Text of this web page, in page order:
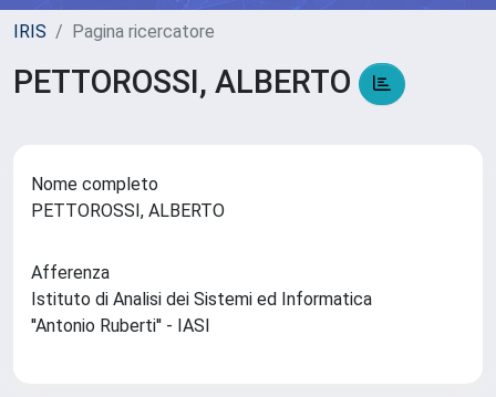
IRIS Pagina ricercatore
PETTOROSSI, ALBERTO
Nome completo
PETTOROSSI, ALBERTO
Afferenza
Istituto di Analisi dei Sistemi ed Informatica
''Antonio Ruberti'' - IASI